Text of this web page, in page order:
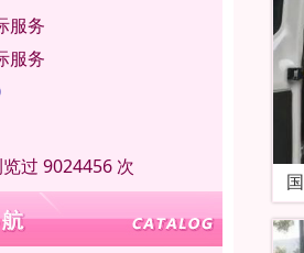
服务
服务
过 9024456 次